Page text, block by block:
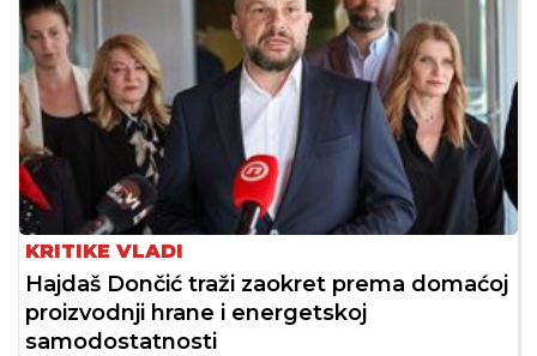
KRITIKE VLADI
Hajdaš Dončić traži zaokret prema domaćoj
proizvodnji hrane i energetskoj
samodostatnosti